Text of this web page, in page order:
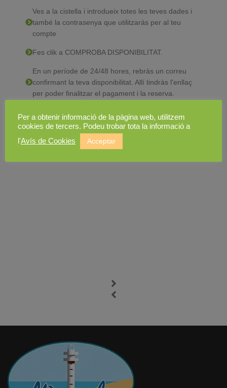
Ves a la cistella i introdueix totes les teves dades i
també la contrasenya que utilitzarás per al teu
compte
Fes clik a COMPROBA DISPONIBILITAT.
En un període de 24/48 hores, rebràs un correu
confirmant la teva disponibilitat. Allí tindràs l'enllaç
per poder finalitzar el pagament i la reserva.
escollits, Nòmada Viatges et contactarà per establir
una altra proposta.
Per a obtenir informació de la pàgina web, utilitzem
cookies de tercers. Podeu trobar tota la informació a
l'Avís de Cookies Acceptar